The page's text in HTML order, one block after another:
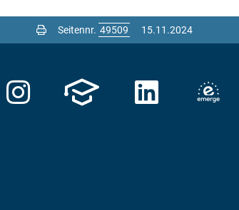
Seitennr. 15.11.2024